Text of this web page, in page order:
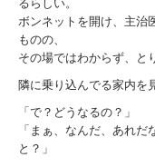
るらしい。
ボンネットを開け、主治
ものの、
その場ではわからず、と
隣に乗り込んでる家内を
「で？どうなるの？」
「まぁ、なんだ、あれ
と？」